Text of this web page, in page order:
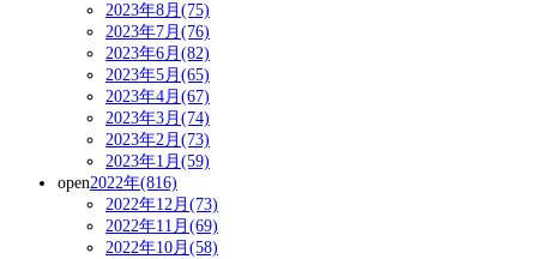
2023年8月(75)
2023年7月(76)
2023年6月(82)
2023年5月(65)
2023年4月(67)
2023年3月(74)
2023年2月(73)
2023年1月(59)
open2022年(816)
2022年12月(73)
2022年11月(69)
2022年10月(58)